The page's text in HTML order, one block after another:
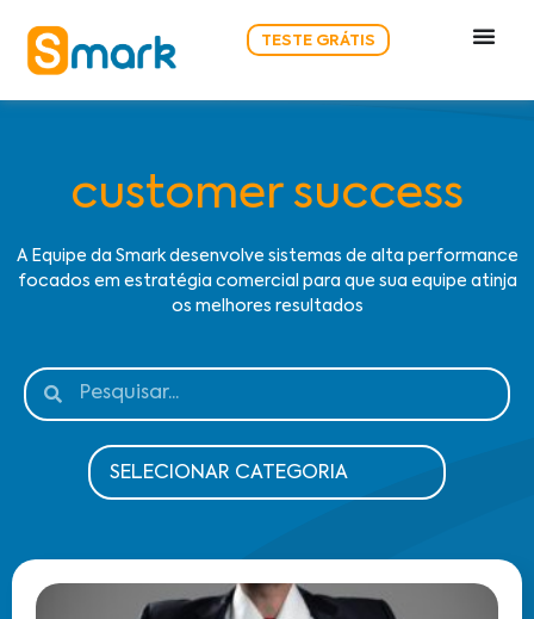
TESTE GRÁTIS
customer success
A Equipe da Smark desenvolve sistemas de alta performance
focados em estratégia comercial para que sua equipe atinja
os melhores resultados